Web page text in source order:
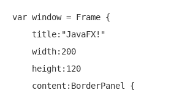
var window = Frame {
    title:
"JavaFX!"